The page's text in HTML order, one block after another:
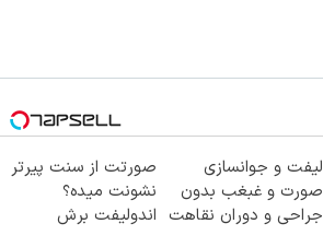
لیفت و جوانسازی
صورت و غبغب بدون
جراحی و دوران نقاهت
صورتت از سنت پیرتر
نشونت میده؟
اندولیفت برش